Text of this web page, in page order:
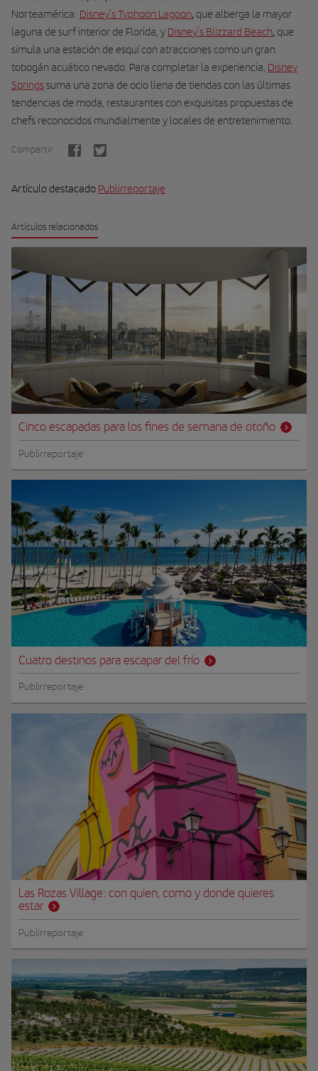
Norteamérica: Disney’s Typhoon Lagoon,que alberga la mayor
laguna de surf interior de Florida, y Disney’s Blizzard Beach,que
simula una estación de esquí con atracciones como un gran
tobogán acuático nevado. Para completar la experiencia, Disney
Springssuma una zona de ocio llena de tiendas con las últimas
tendencias de moda, restaurantes con exquisitas propuestas de
chefs reconocidos mundialmente y locales de entretenimiento.
Compartir
Artículo destacado Publirreportaje
Artículos relacionados
Cinco escapadas para los fines de semana de otoño
Publirreportaje
Cuatro destinos para escapar del frío
Publirreportaje
Las Rozas Village: con quien, como y donde quieres
estar
Publirreportaje